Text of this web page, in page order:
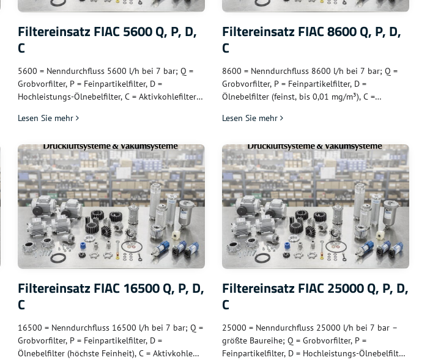
Filtereinsatz FIAC 5600 Q, P, D,
C
5600 = Nenndurchfluss 5600 l/h bei 7 bar; Q =
Grobvorfilter, P = Feinpartikelfilter, D =
Hochleistungs-Ölnebelfilter, C = Aktivkohlefilter –
hohe Durchflusskapazität
Lesen Sie mehr
Filtereinsatz FIAC 8600 Q, P, D,
C
8600 = Nenndurchfluss 8600 l/h bei 7 bar; Q =
Grobvorfilter, P = Feinpartikelfilter, D =
Ölnebelfilter (feinst, bis 0,01 mg/m³), C =
Kompressoren; sehr hohe Kapazität
Lesen Sie mehr
Filtereinsatz FIAC 16500 Q, P, D,
C
16500 = Nenndurchfluss 16500 l/h bei 7 bar; Q =
Grobvorfilter, P = Feinpartikelfilter, D =
Ölnebelfilter (höchste Feinheit), C = Aktivkohle
Filtereinsatz FIAC 25000 Q, P, D,
C
25000 = Nenndurchfluss 25000 l/h bei 7 bar –
größte Baureihe; Q = Grobvorfilter, P =
Feinpartikelfilter, D = Hochleistungs-Ölnebelfilter,